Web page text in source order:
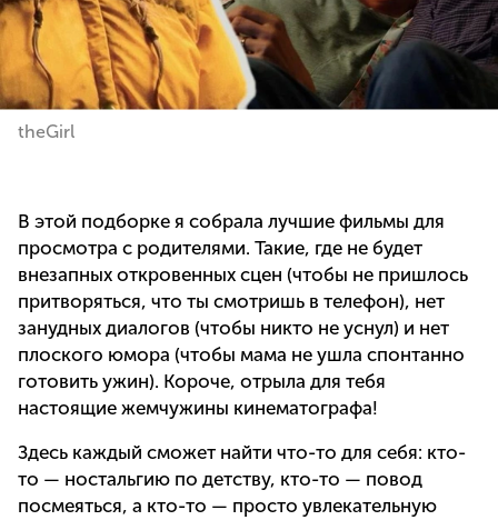
theGirl
В этой подборке я собрала лучшие фильмы для
просмотра с родителями. Такие, где не будет
внезапных откровенных сцен (чтобы не пришлось
притворяться, что ты смотришь в телефон), нет
занудных диалогов (чтобы никто не уснул) и нет
плоского юмора (чтобы мама не ушла спонтанно
готовить ужин). Короче, отрыла для тебя
настоящие жемчужины кинематографа!
Здесь каждый сможет найти что-то для себя: кто-
то — ностальгию по детству, кто-то — повод
посмеяться, а кто-то — просто увлекательную